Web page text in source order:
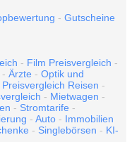
- Gutscheine
- Film Preisvergleich -
- Ärzte - Optik und
Preisvergleich Reisen -
- Mietwagen -
- Stromtarife -
- Auto - Immobilien
- Singlebörsen - KI-